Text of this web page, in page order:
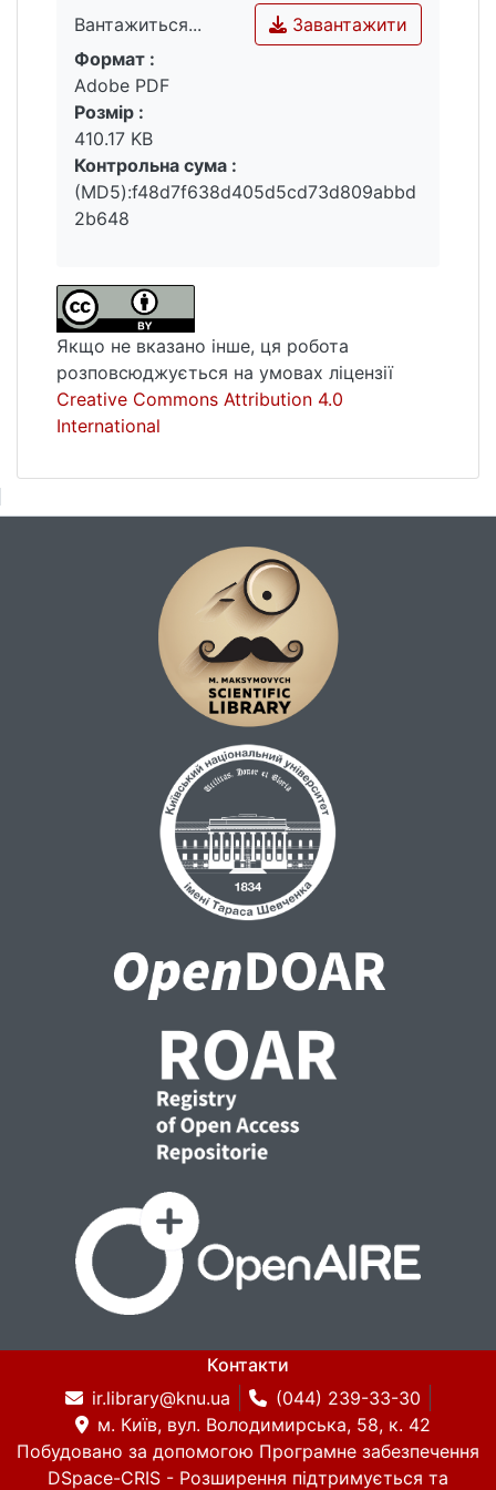
бажання українських студентських
товариств Східної Галичини міжвоєнного
періоду (1918–1939 рр.) брати активну
участь у національно-культурному житті
українського народу, навіть в еміграції
Вантажиться...
Вантажиться...
Завантажити
Формат :
Adobe PDF
Розмір :
410.17 KB
Контрольна сума :
(MD5):f48d7f638d405d5cd73d809abbd
2b648
Якщо не вказано інше, ця робота
розповсюджується на умовах ліцензії
Creative Commons Attribution 4.0
International
Контакти
ir.library@knu.ua
(044) 239-33-30
м. Київ, вул. Володимирська, 58, к. 42
Побудовано за допомогою Програмне забезпечення
DSpace-CRIS - Розширення підтримується та